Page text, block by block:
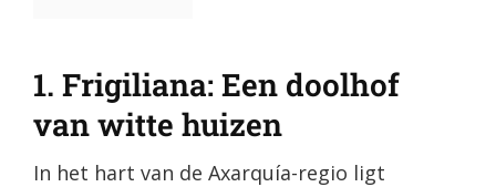
1. Frigiliana: Een doolhof
van witte huizen
In het hart van de Axarquía-regio ligt